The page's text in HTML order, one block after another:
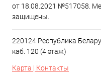
от 18.08.2021 №517058.
защищены.
220124 Республика
каб. 120 (4 этаж)
Карта | Контакты